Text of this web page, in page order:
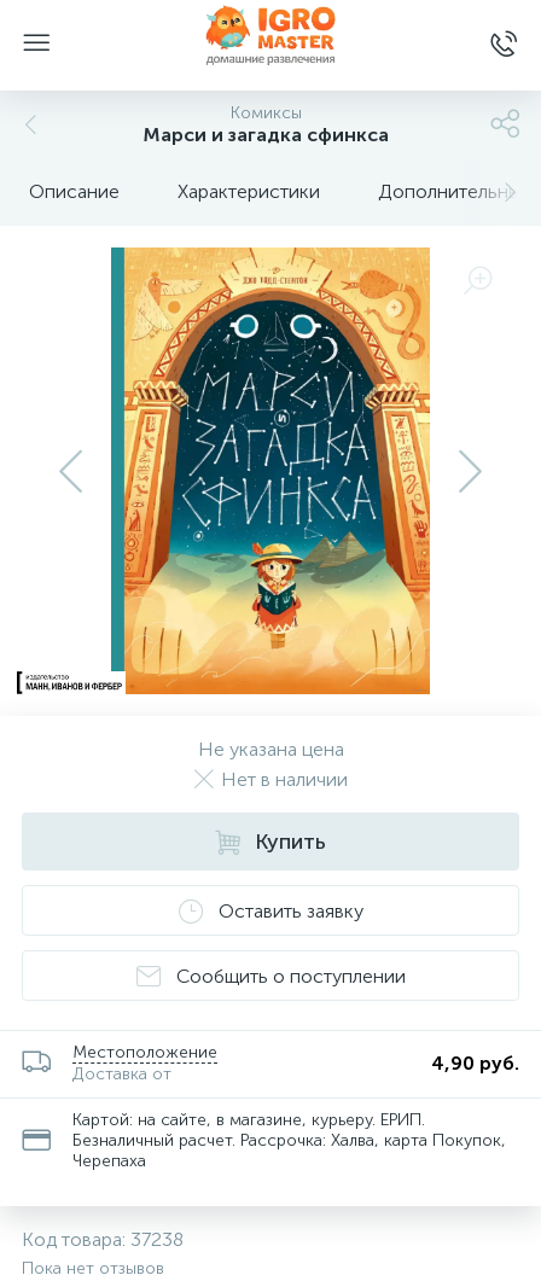
Комиксы
Марси и загадка сфинкса
Описание Характеристики Дополнительные
Не указана цена
Нет в наличии
Купить
Оставить заявку
Сообщить о поступлении
Местоположение
Доставка от
4,90 руб.
Картой: на сайте, в магазине, курьеру. ЕРИП.
Безналичный расчет. Рассрочка: Халва, карта Покупок,
Черепаха
Код товара: 37238
Пока нет отзывов